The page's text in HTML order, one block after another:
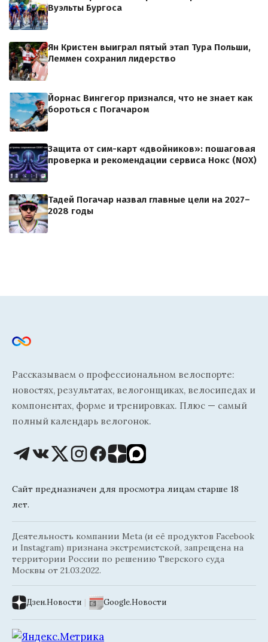
Вуэльты Бургоса
Ян Кристен выиграл пятый этап Тура Польши,
Леммен сохранил лидерство
Йорнас Вингегор признался, что не знает как
бороться с Погачаром
Защита от сим-карт «двойников»: пошаговая
проверка и рекомендации сервиса Нокс (NOX)
Тадей Погачар назвал главные цели на 2027–
2028 годы
Рассказываем о профессиональном велоспорте:
новостях, результатах, велогонщиках, велосипедах и
компонентах, форме и тренировках. Плюс — самый
полный календарь велогонок.
Сайт предназначен для просмотра лицам старше 18
лет.
Деятельность компании Meta (и её продуктов Facebook
и Instagram) признана экстремистской, запрещена на
территории России по решению Тверского суда
Москвы от 21.03.2022.
Дзен.Новости | Google.Новости